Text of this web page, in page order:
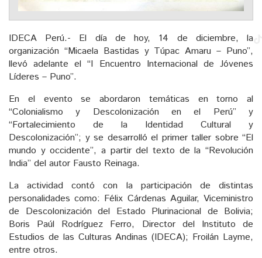
IDECA Perú.- El día de hoy, 14 de diciembre, la
organización “Micaela Bastidas y Túpac Amaru – Puno”,
llevó adelante el “I Encuentro Internacional de Jóvenes
Líderes – Puno”.
En el evento se abordaron temáticas en torno al
“Colonialismo y Descolonización en el Perú” y
“Fortalecimiento de la Identidad Cultural y
Descolonización”; y se desarrolló el primer taller sobre “El
mundo y occidente”, a partir del texto de la “Revolución
India” del autor Fausto Reinaga.
La actividad contó con la participación de distintas
personalidades como: Félix Cárdenas Aguilar, Viceministro
de Descolonización del Estado Plurinacional de Bolivia;
Boris Paúl Rodríguez Ferro, Director del Instituto de
Estudios de las Culturas Andinas (IDECA); Froilán Layme,
entre otros.